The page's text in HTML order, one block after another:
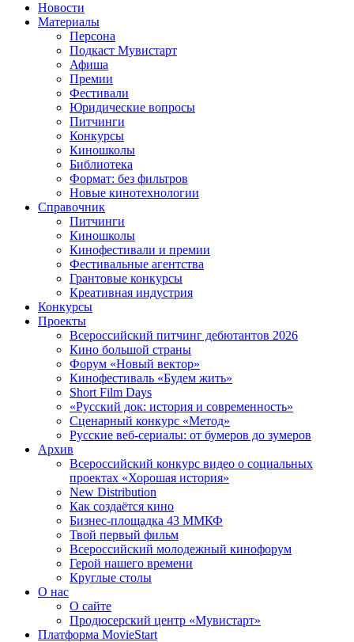
Новости
Материалы
Персона
Подкаст Мувистарт
Афиша
Премии
Фестивали
Юридические вопросы
Питчинги
Конкурсы
Киношколы
Библиотека
Формат: без фильтров
Новые кинотехнологии
Справочник
Питчинги
Киношколы
Кинофестивали и премии
Фестивальные агентства
Грантовые конкурсы
Креативная индустрия
Конкурсы
Проекты
Всероссийский питчинг дебютантов 2026
Кино большой страны
Форум «Новый вектор»
Кинофестиваль «Будем жить»
Short Film Days
«Русский док: история и современность»
Сценарный конкурс «Метод»
Русские веб-сериалы: от бумеров до зумеров
Архив
Всероссийский конкурс видео о социальных
проектах «Хорошая история»
New Distribution
Как создаётся кино
Бизнес-площадка 43 ММКФ
Твой первый фильм
Всероссийский молодежный кинофорум
Герой нашего времени
Круглые столы
О нас
О сайте
Продюсерский центр «Мувистарт»
Платформа MovieStart